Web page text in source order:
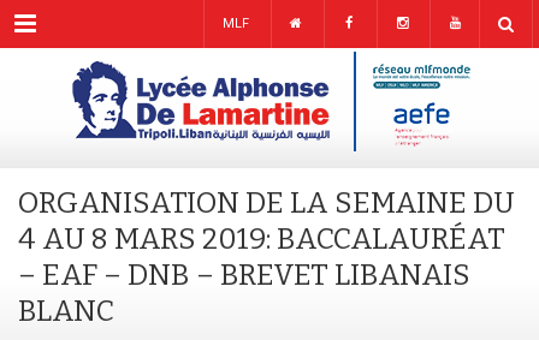
Menu MLF
ORGANISATION DE LA SEMAINE DU
4 AU 8 MARS 2019: BACCALAURÉAT
– EAF – DNB – BREVET LIBANAIS
BLANC